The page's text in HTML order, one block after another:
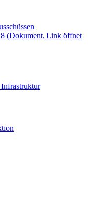
(Dokument, Link öffnet
Infrastruktur